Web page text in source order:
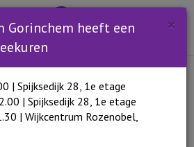
Open
naar geldzorg
×
Gorinchem heeft een
| Spijksedijk 28, 1e etage
| Spijksedijk 28, 1e etage
| Wijkcentrum Rozenobel,